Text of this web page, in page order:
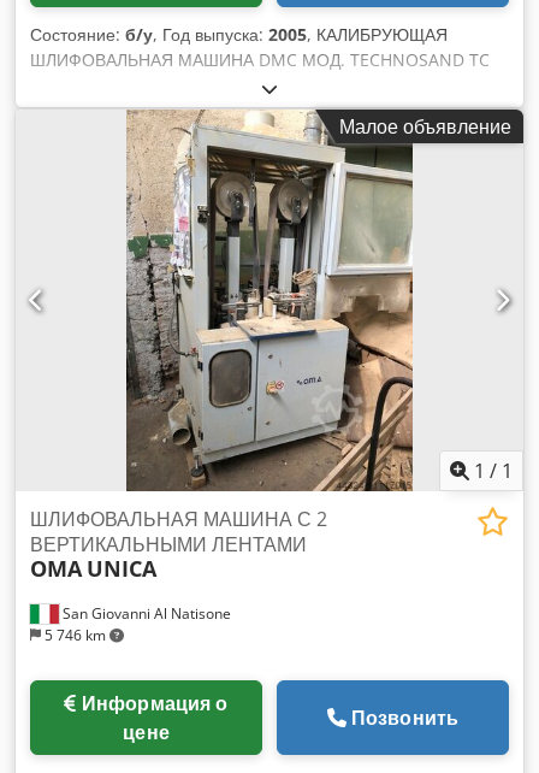
Состояние: б/у, Год выпуска: 2005, КАЛИБРУЮЩАЯ
ШЛИФОВАЛЬНАЯ МАШИНА DMC МОД. TECHNOSAND TC
1100M3 MM. 1100 - СТАНДАРТЫ CE - Б/У - Вальцы - 18,5
кВт - 90 ш - диам. 250 мм - Валик - 15,0 кВт - 70 ш - диам.
250 мм - Вальцы - 11,0 кВт - 40 ш - диам. 330 мм - N. 3
независимых двигателя - Ширина захвата 1100 мм Dkedpfx
Aomxggyolfer - С башмаками (устройство короткой части) -
Год выпуска 2005
Малое объявление
1 / 1
San Giovanni Al Natisone
5 746 km
ШЛИФОВАЛЬНАЯ МАШИНА С 2
ВЕРТИКАЛЬНЫМИ ЛЕНТАМИ
OMA UNICA
цене
Позвонить